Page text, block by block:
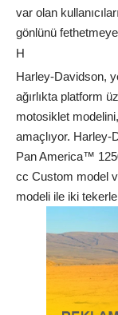
var olan
gönlünü fethetmeye
H
Harley-Davidson,
ağırlıkta platform
motosiklet
amaçlıyor. Harley-
Pan America™
cc Custom model
modeli ile iki